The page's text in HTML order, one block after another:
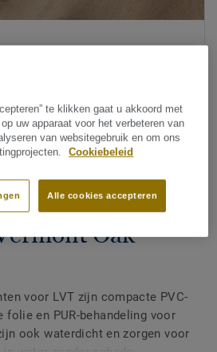
Oak
voor LVT zijn compacte PVC-
en PUR-behandeling voor
ook waterdicht en zorgen voor
te klikken gaat u akkoord met
uw apparaat voor het verbeteren van
van websitegebruik en om ons
Cookiebeleid
Alle cookies accepteren